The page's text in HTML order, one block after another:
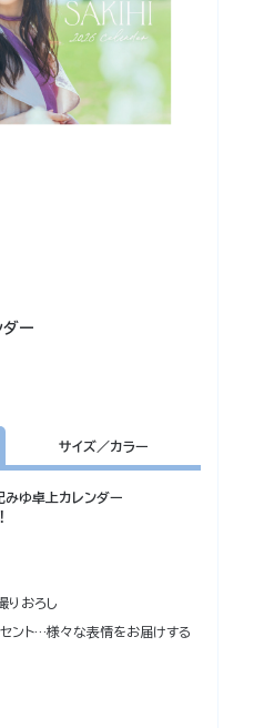
ー
サイズ／カラー
ゆ卓上カレンダー
りおろし
セント…様々な表情をお届けする